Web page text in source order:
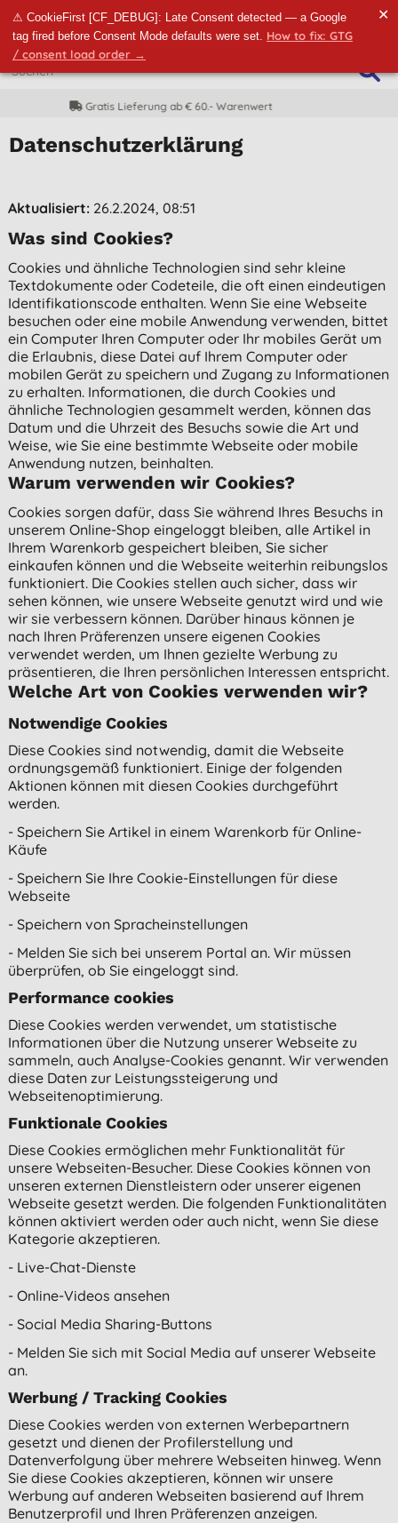
⚠ CookieFirst [CF_DEBUG]: Late Consent detected — a Google
tag fired before Consent Mode defaults were set. How to fix: GTG
/ consent load order →
✕
CO2-neutrale Lieferung
Datenschutzerklärung
Aktualisiert: 26.2.2024, 08:51
Was sind Cookies?
Cookies und ähnliche Technologien sind sehr kleine
Textdokumente oder Codeteile, die oft einen eindeutigen
Identifikationscode enthalten. Wenn Sie eine Webseite
besuchen oder eine mobile Anwendung verwenden, bittet
ein Computer Ihren Computer oder Ihr mobiles Gerät um
die Erlaubnis, diese Datei auf Ihrem Computer oder
mobilen Gerät zu speichern und Zugang zu Informationen
zu erhalten. Informationen, die durch Cookies und
ähnliche Technologien gesammelt werden, können das
Datum und die Uhrzeit des Besuchs sowie die Art und
Weise, wie Sie eine bestimmte Webseite oder mobile
Anwendung nutzen, beinhalten.
Warum verwenden wir Cookies?
Cookies sorgen dafür, dass Sie während Ihres Besuchs in
unserem Online-Shop eingeloggt bleiben, alle Artikel in
Ihrem Warenkorb gespeichert bleiben, Sie sicher
einkaufen können und die Webseite weiterhin reibungslos
funktioniert. Die Cookies stellen auch sicher, dass wir
sehen können, wie unsere Webseite genutzt wird und wie
wir sie verbessern können. Darüber hinaus können je
nach Ihren Präferenzen unsere eigenen Cookies
verwendet werden, um Ihnen gezielte Werbung zu
präsentieren, die Ihren persönlichen Interessen entspricht.
Welche Art von Cookies verwenden wir?
Notwendige Cookies
Diese Cookies sind notwendig, damit die Webseite
ordnungsgemäß funktioniert. Einige der folgenden
Aktionen können mit diesen Cookies durchgeführt
werden.
- Speichern Sie Artikel in einem Warenkorb für Online-
Käufe
- Speichern Sie Ihre Cookie-Einstellungen für diese
Webseite
- Speichern von Spracheinstellungen
- Melden Sie sich bei unserem Portal an. Wir müssen
überprüfen, ob Sie eingeloggt sind.
Performance cookies
Diese Cookies werden verwendet, um statistische
Informationen über die Nutzung unserer Webseite zu
sammeln, auch Analyse-Cookies genannt. Wir verwenden
diese Daten zur Leistungssteigerung und
Webseitenoptimierung.
Funktionale Cookies
Diese Cookies ermöglichen mehr Funktionalität für
unsere Webseiten-Besucher. Diese Cookies können von
unseren externen Dienstleistern oder unserer eigenen
Webseite gesetzt werden. Die folgenden Funktionalitäten
können aktiviert werden oder auch nicht, wenn Sie diese
Kategorie akzeptieren.
- Live-Chat-Dienste
- Online-Videos ansehen
- Social Media Sharing-Buttons
- Melden Sie sich mit Social Media auf unserer Webseite
an.
Werbung / Tracking Cookies
Diese Cookies werden von externen Werbepartnern
gesetzt und dienen der Profilerstellung und
Datenverfolgung über mehrere Webseiten hinweg. Wenn
Sie diese Cookies akzeptieren, können wir unsere
Werbung auf anderen Webseiten basierend auf Ihrem
Benutzerprofil und Ihren Präferenzen anzeigen.